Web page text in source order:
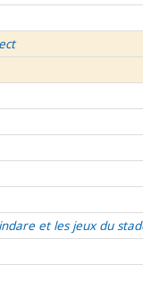
et les jeux du